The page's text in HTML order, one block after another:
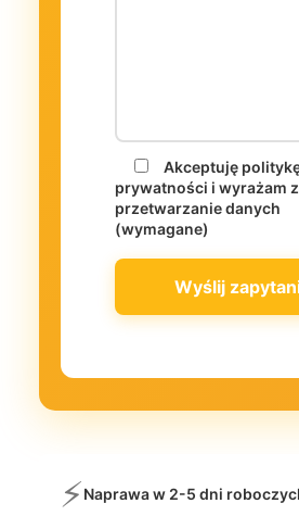
Akceptuję
prywatności i wyrażam
przetwarzanie danych
(wymagane)
⚡Naprawa w 2-5 dni